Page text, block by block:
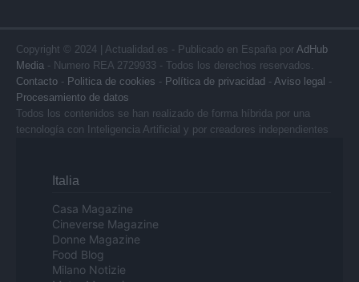
Copyright © 2024 | Actualidad.es - Publicado en España por AdHub
Media - Numero REA 2729933 - Todos los derechos reservados.
Contacto - Politica de cookies - Política de privacidad - Aviso legal -
Procesamiento de datos
Todos los contenidos se han realizado de forma híbrida por una
tecnología con Inteligencia Artificial y por creadores independientes
Italia
Casa Magazine
Cineverse Magazine
Donne Magazine
Food Blog
Milano Notizie